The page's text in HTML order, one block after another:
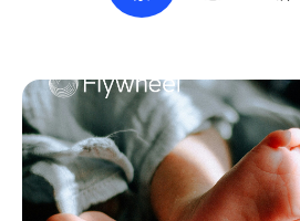
零售平台旗舰店
战略咨询
数字商务发展迅速，我们的顾问将专有数据
识相结合，帮助您更快地发展。